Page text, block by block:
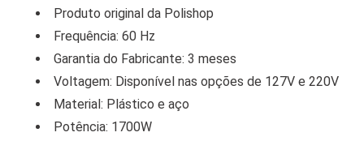
Produto original da Polishop
Frequência: 60 Hz
Garantia do Fabricante: 3 meses
Voltagem: Disponível nas opções de 127V e 220V
Material: Plástico e aço
Potência: 1700W